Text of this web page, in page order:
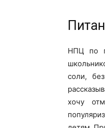
НПЦ по
соли,
хочу